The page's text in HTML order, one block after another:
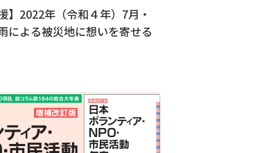
】2022年（令和４年）7月・
による被災地に想いを寄せる